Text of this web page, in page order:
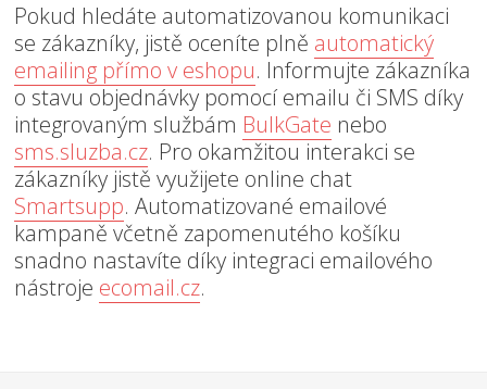
Pokud hledáte automatizovanou komunikaci
se zákazníky, jistě oceníte plně automatický
emailing přímo v eshopu. Informujte zákazníka
o stavu objednávky pomocí emailu či SMS díky
integrovaným službám BulkGate nebo
sms.sluzba.cz. Pro okamžitou interakci se
zákazníky jistě využijete online chat
Smartsupp. Automatizované emailové
kampaně včetně zapomenutého košíku
snadno nastavíte díky integraci emailového
nástroje ecomail.cz.